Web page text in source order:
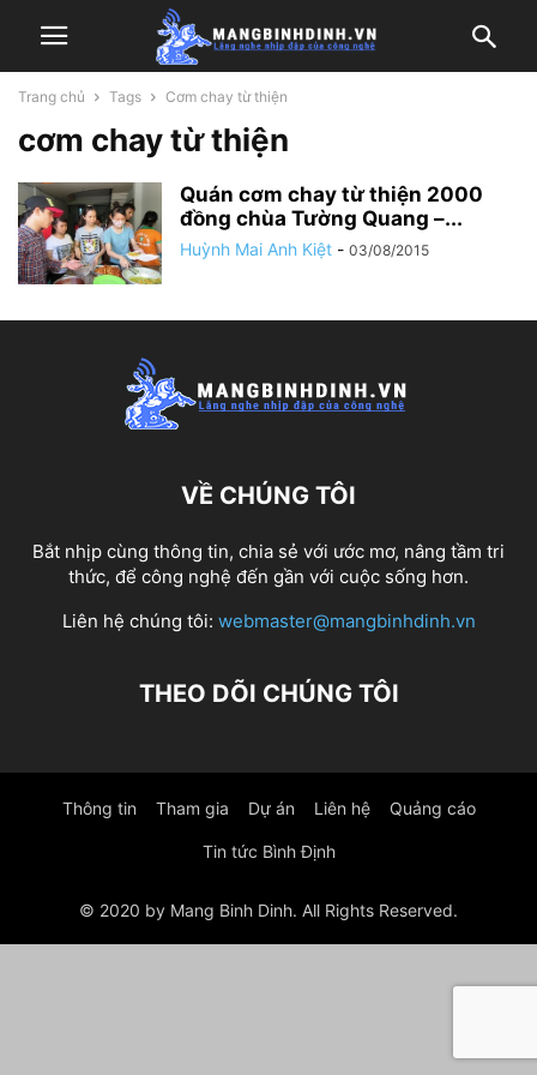
Trang chủ Tags Cơm chay từ thiện
cơm chay từ thiện
Quán cơm chay từ thiện 2000
đồng chùa Tường Quang –...
Huỳnh Mai Anh Kiệt - 03/08/2015
VỀ CHÚNG TÔI
Bắt nhịp cùng thông tin, chia sẻ với ước mơ, nâng tầm tri
thức, để công nghệ đến gần với cuộc sống hơn.
Liên hệ chúng tôi: webmaster@mangbinhdinh.vn
THEO DÕI CHÚNG TÔI
Thông tin Tham gia Dự án Liên hệ Quảng cáo
Tin tức Bình Định
© 2020 by Mang Binh Dinh. All Rights Reserved.